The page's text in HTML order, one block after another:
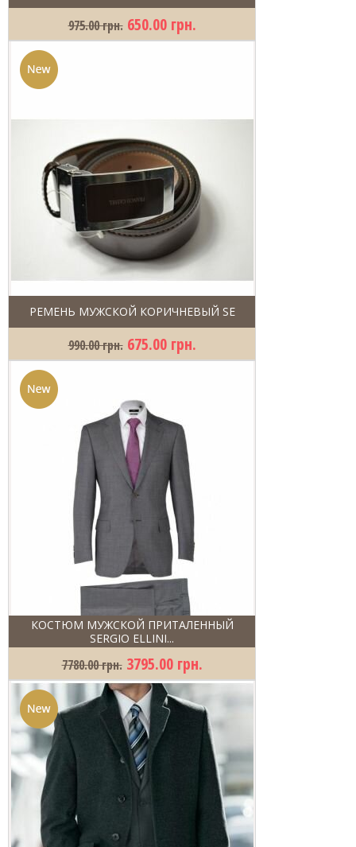
975.00 грн. 650.00 грн.
РЕМЕНЬ МУЖСКОЙ КОРИЧНЕВЫЙ SE
990.00 грн. 675.00 грн.
КОСТЮМ МУЖСКОЙ ПРИТАЛЕННЫЙ
SERGIO ELLINI...
7780.00 грн. 3795.00 грн.